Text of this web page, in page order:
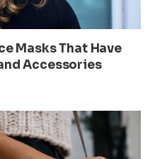
Masks That Have
Accessories